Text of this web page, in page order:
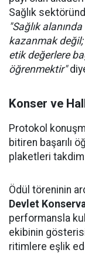
Sağlık
"Sağlık
kazanmak değil;
etik değerlere
öğrenmektir"
Konser ve
Protokol
bitiren başarılı
plaketleri
Ödül töreninin
Devlet
performansla
ekibinin
ritimlere eşlik